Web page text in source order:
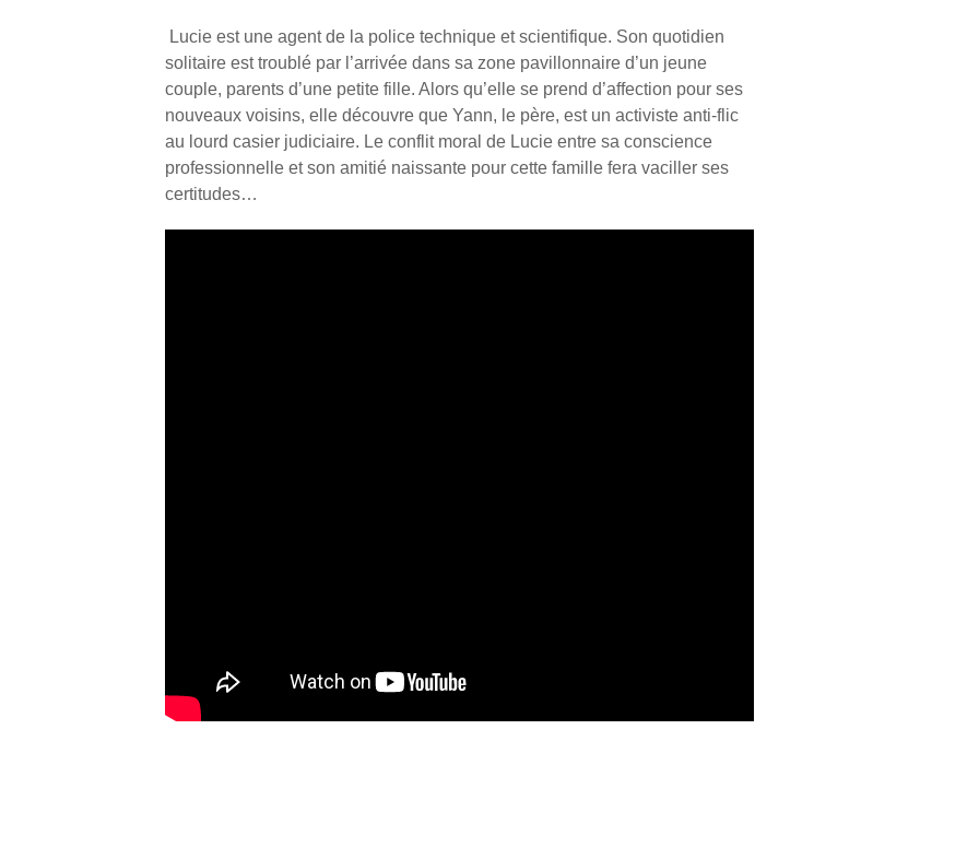
Lucie est une agent de la police technique et scientifique. Son quotidien
solitaire est troublé par l’arrivée dans sa zone pavillonnaire d’un jeune
couple, parents d’une petite fille. Alors qu’elle se prend d’affection pour ses
nouveaux voisins, elle découvre que Yann, le père, est un activiste anti-flic
au lourd casier judiciaire. Le conflit moral de Lucie entre sa conscience
professionnelle et son amitié naissante pour cette famille fera vaciller ses
certitudes…